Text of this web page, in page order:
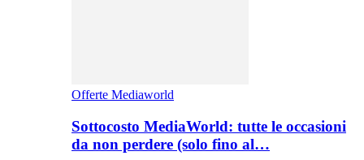
Offerte Mediaworld
Sottocosto MediaWorld: tutte le occasioni
da non perdere (solo fino al…